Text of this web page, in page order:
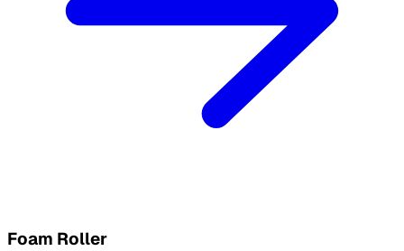
Foam Roller